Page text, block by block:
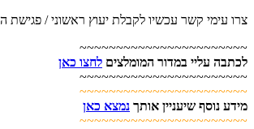
צרו עימי קשר עכשיו לקבלת יעוץ ראשוני / פגישת
~~~~~~~~~~~~~~~~~~~~~~~
לכתבה עליי במדור המומלצים לחצו כאן
~~~~~~~~~~~~~~~~~~~~~~~
~~~~~~~~~~~~~~~~~~~~~~~
מידע נוסף שיעניין אותך נמצא כאן
~~~~~~~~~~~~~~~~~~~~~~~